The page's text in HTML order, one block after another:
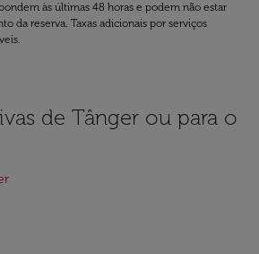
às últimas 48 horas e podem não estar
da reserva. Taxas adicionais por serviços
de Tânger ou para o